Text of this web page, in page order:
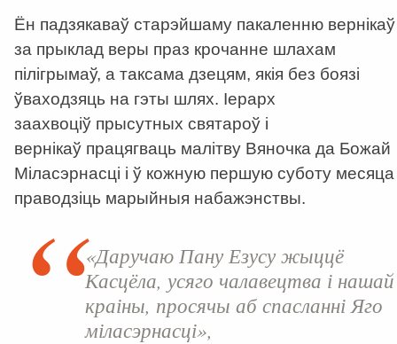
Ён падзякаваў старэйшаму пакаленню вернікаў
за прыклад веры праз крочанне шлахам
пілігрымаў, а таксама дзецям, якія без боязі
ўваходзяць на гэты шлях. Іерарх
заахвоціў прысутных святароў і
вернікаў працягваць малітву Вяночка да Божай
Міласэрнасці і ў кожную першую суботу месяца
праводзіць марыйныя набажэнствы.
«Даручаю Пану Езусу жыццё
Касцёла, усяго чалавецтва і нашай
краіны, просячы аб спасланні Яго
міласэрнасці»,